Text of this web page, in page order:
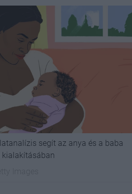
segít az anya és a baba
kialakításában